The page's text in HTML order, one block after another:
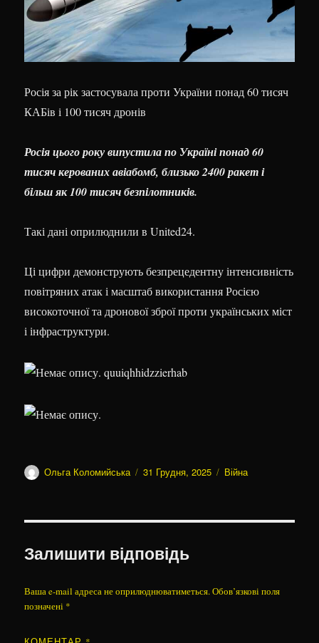
Росія за рік застосувала проти України понад 60 тисяч
КАБів і 100 тисяч дронів
Росія цього року випустила по Україні понад 60
тисяч керованих авіабомб, близько 2400 ракет і
більш як 100 тисяч безпілотників.
Такі дані оприлюднили в United24.
Ці цифри демонструють безпрецедентну інтенсивність
повітряних атак і масштаб використання Росією
високоточної та дронової зброї проти українських міст
і інфраструктури.
Автор
Ольга Коломийська Оприлюднено
31 Грудня, 2025 Категорії
Війна
Залишити відповідь
Ваша e-mail адреса не оприлюднюватиметься.Обов’язкові поля
позначені *